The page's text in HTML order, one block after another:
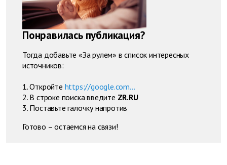
Понравилась публикация?
Тогда добавьте «За рулем» в список интересных
источников:
1. Откройте https://google.com...
2. В строке поиска введите ZR.RU
3. Поставьте галочку напротив
Готово – остаемся на связи!